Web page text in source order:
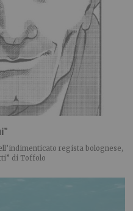
regista bolognese,
di Toffolo